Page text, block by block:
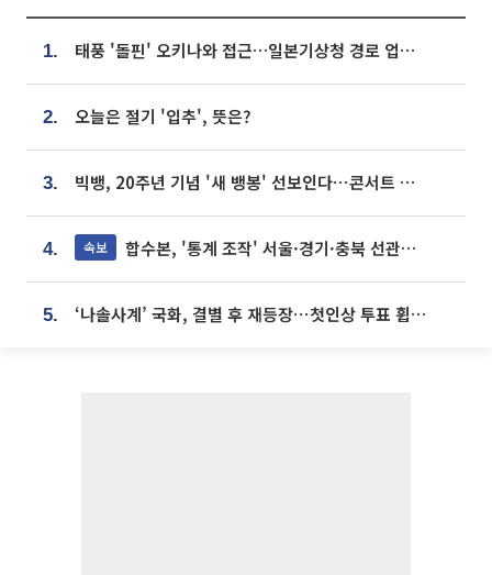
1. 태풍 '돌핀' 오키나와 접근…일본기상청 경로 업데이트
2. 오늘은 절기 '입추', 뜻은?
3. 빅뱅, 20주년 기념 '새 뱅봉' 선보인다⋯콘서트 앞두고 팝업 개최
4. 속보 합수본, '통계 조작' 서울·경기·충북 선관위 등 추가 압수수색
5. ‘나솔사계’ 국화, 결별 후 재등장⋯첫인상 투표 휩쓸고 ‘인기녀’ 등극